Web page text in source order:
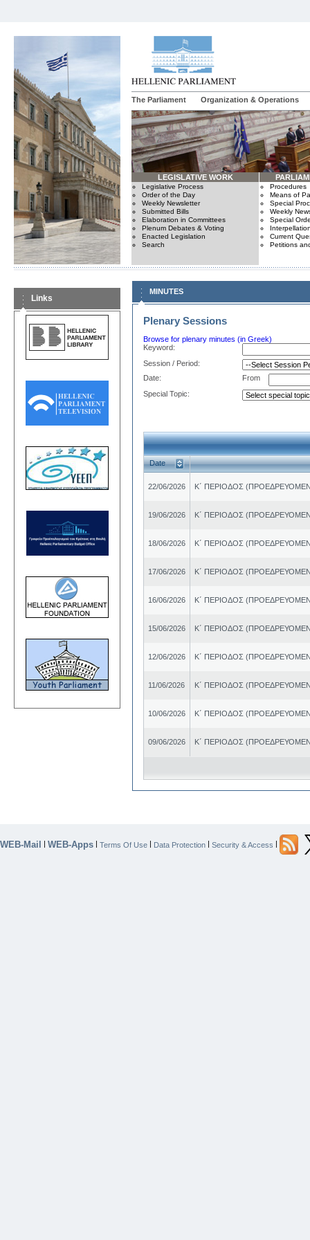
The Parliament Organization & Operations
LEGISLATIVE WORK
Legislative Process
Order of the Day
Weekly Newsletter
Submitted Bills
Elaboration in Committees
Plenum Debates & Voting
Enacted Legislation
Search
Procedures
Means of
Special
Weekly
Special
Current
Petitions
Links
MINUTES
Plenary Sessions
Browse for plenary minutes (in Greek)
Keyword:
Session / Period:
Date:
From
Special Topic:
Date
22/06/2026 Κ΄ ΠΕΡΙΟΔΟΣ
19/06/2026 Κ΄ ΠΕΡΙΟΔΟΣ
18/06/2026 Κ΄ ΠΕΡΙΟΔΟΣ
17/06/2026 Κ΄ ΠΕΡΙΟΔΟΣ
16/06/2026 Κ΄ ΠΕΡΙΟΔΟΣ
15/06/2026 Κ΄ ΠΕΡΙΟΔΟΣ
12/06/2026 Κ΄ ΠΕΡΙΟΔΟΣ
11/06/2026 Κ΄ ΠΕΡΙΟΔΟΣ
10/06/2026 Κ΄ ΠΕΡΙΟΔΟΣ
09/06/2026 Κ΄ ΠΕΡΙΟΔΟΣ
WEB-Mail | WEB-Apps | Terms Of Use | Data Protection | Security & Access |